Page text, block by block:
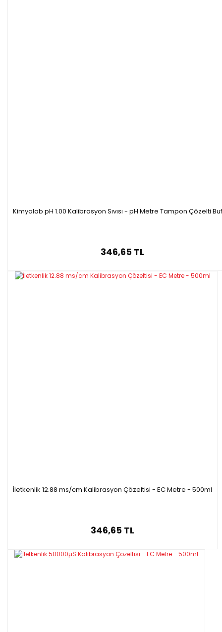
Kimyalab pH 1.00 Kalibrasyon Sıvısı - pH Metre Tampon Çözelti
346,65 TL
İletkenlik 12.88 ms/cm Kalibrasyon Çözeltisi - EC Metre - 500ml
346,65 TL